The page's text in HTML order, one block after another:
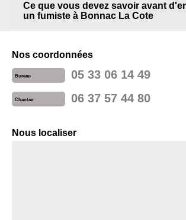
Ce que vous devez savoir avant
un fumiste à Bonnac La Cote
Nos coordonnées
Bureau 05 33 06 14 49
Chantier 06 37 57 44 80
Nous localiser